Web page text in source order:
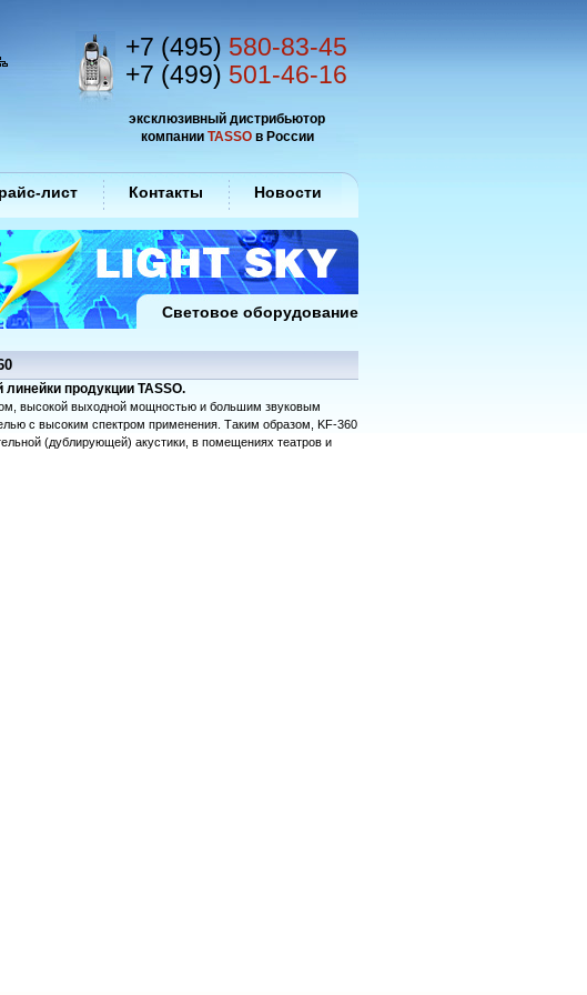
продукции TASSO.
высокой выходной мощностью и большим звуковым
с высоким спектром применения. Таким образом, KF-360
(дублирующей) акустики, в помещениях театров и
эксклюзивный дистрибьютор
компании TASSOв России
+7 (495) 580-83-45
+7 (499) 501-46-16
лист Контакты Новости
Световое оборудование